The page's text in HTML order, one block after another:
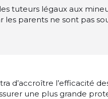
tuteurs légaux aux
les parents ne sont pas
d’accroître l’efficacité
une plus grande